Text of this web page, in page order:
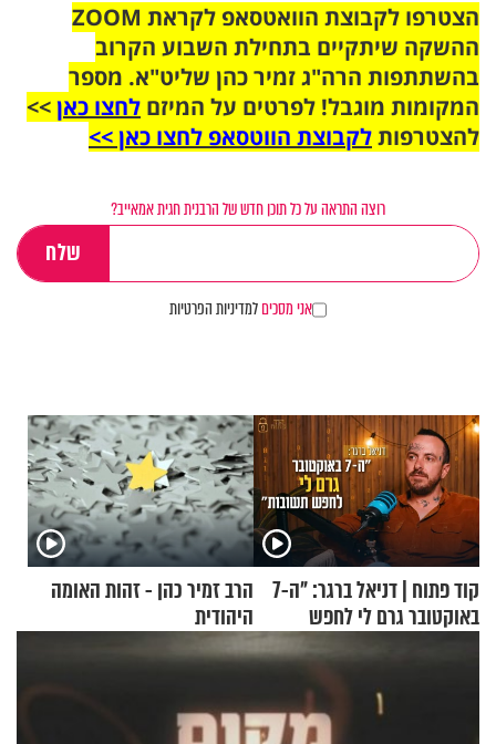
הצטרפו לקבוצת הוואטסאפ לקראת ZOOM
ההשקה שיתקיים בתחילת השבוע הקרוב
בהשתתפות הרה"ג זמיר כהן שליט"א. מספר
המקומות מוגבל! לפרטים על המיזם לחצו כאן>>
להצטרפותלקבוצת הווטסאפ לחצו כאן >>
רוצה התראה על כל תוכן חדש של הרבנית חגית אמאייב?
אני מסכיםלמדיניות הפרטיות
קוד פתוח | דניאל ברגר: "ה-7
באוקטובר גרם לי לחפש
הרב זמיר כהן - זהות האומה
היהודית